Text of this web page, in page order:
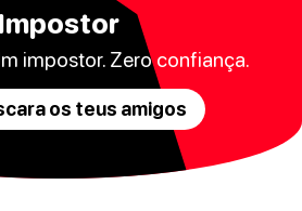
Impostor
impostor. Zero confiança.
os teus amigos